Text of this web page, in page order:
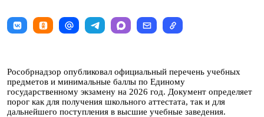
Рособрнадзор опубликовал официальный перечень учебных
предметов и минимальные баллы по Единому
государственному экзамену на 2026 год. Документ определяет
порог как для получения школьного аттестата, так и для
дальнейшего поступления в высшие учебные заведения.